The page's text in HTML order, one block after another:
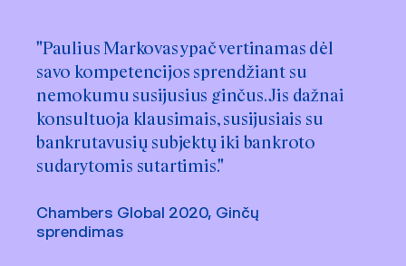
"Paulius Markovas ypač vertinamas dėl
savo kompetencijos sprendžiant su
nemokumu susijusius ginčus. Jis dažnai
konsultuoja klausimais, susijusiais su
bankrutavusių subjektų iki bankroto
sudarytomis sutartimis."
Chambers Global 2020, Ginčų
sprendimas